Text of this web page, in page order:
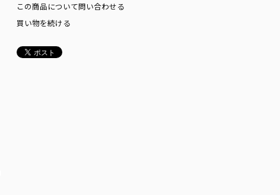
この商品について問い合わせる
買い物を続ける